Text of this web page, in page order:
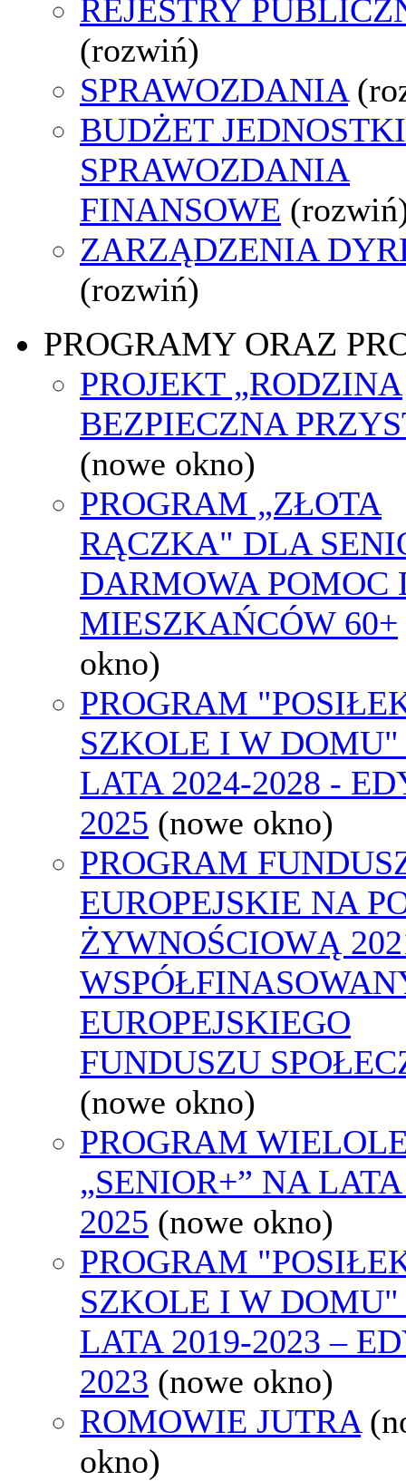
REJESTRY
(rozwiń)
SPRAWOZDANIA
BUDŻET
SPRAWOZDANIA
FINANSOWE
ZARZĄDZENIA
(rozwiń)
PROGRAMY ORAZ
PROJEKT „RODZINA
BEZPIECZNA
(nowe okno)
PROGRAM „ZŁOTA
RĄCZKA" DLA
DARMOWA POMOC
MIESZKAŃCÓW 60+
okno)
PROGRAM
SZKOLE I W
LATA 2024-2028 -
2025 (nowe okno)
PROGRAM
EUROPEJSKIE NA
ŻYWNOŚCIOWĄ
EUROPEJSKIEGO
FUNDUSZU
(nowe okno)
PROGRAM
„SENIOR+” NA
2025 (nowe okno)
PROGRAM
SZKOLE I W
LATA 2019-2023 –
2023 (nowe okno)
ROMOWIE JUTRA
okno)